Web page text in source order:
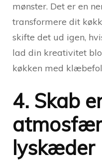
mønster. Det er en
transformere dit
skifte det ud igen,
lad din kreativitet
køkken med
4. Skab
lyskæder